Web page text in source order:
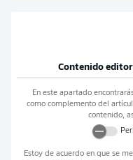
Contenido
En este apartado
como complemento del
contenido,
Estoy de acuerdo en que se